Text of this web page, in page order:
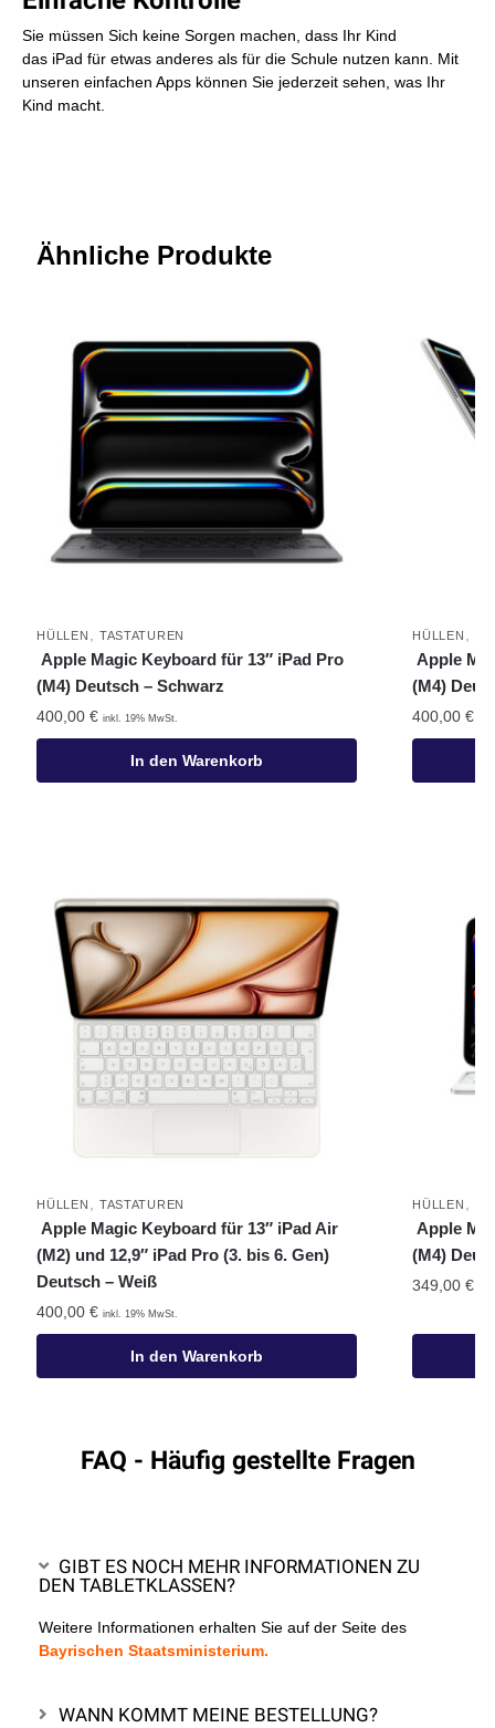
Sie müssen Sich keine Sorgen machen, dass Ihr Kind
das iPad für etwas anderes als für die Schule nutzen kann. Mit
unseren einfachen Apps können Sie jederzeit sehen, was Ihr
Kind macht.
Ähnliche Produkte
HÜLLEN TASTATUREN
Apple Magic Keyboard für 13″ iPad Pro
(M4) Deutsch – Schwarz
400,00€ inkl. 19% MwSt.
In den Warenkorb
HÜLLEN
Apple
(M4)
400,00€
HÜLLEN TASTATUREN
Apple Magic Keyboard für 13″ iPad Air
(M2) und 12,9″ iPad Pro (3. bis 6. Gen)
Deutsch – Weiß
400,00€ inkl. 19% MwSt.
In den Warenkorb
HÜLLEN
Apple
(M4)
349,00€
FAQ - Häufig gestellte Fragen
GIBT ES NOCH MEHR INFORMATIONEN ZU
DEN TABLETKLASSEN?
Weitere Informationen erhalten Sie auf der Seite des
Bayrischen Staatsministerium.
WANN KOMMT MEINE BESTELLUNG?